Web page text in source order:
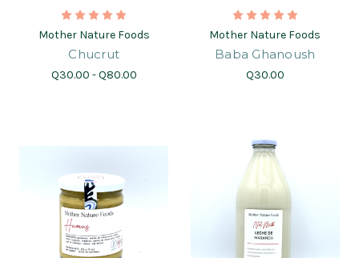
Mother Nature Foods
Chucrut
Q30.00 - Q80.00
Mother Nature Foods
Baba Ghanoush
Q30.00